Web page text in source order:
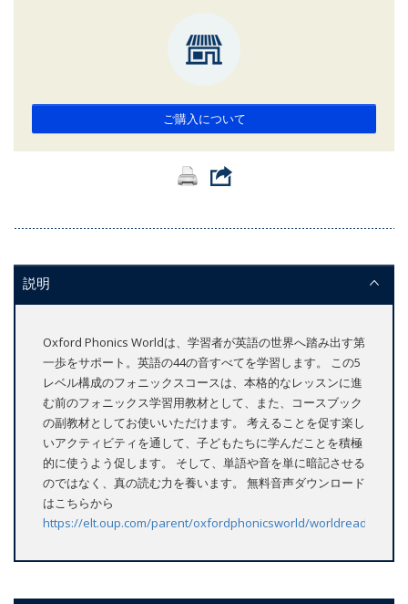
ご購入について
説明
Oxford Phonics Worldは、学習者が英語の世界へ踏み出す第
一歩をサポート。英語の44の音すべてを学習します。 この5
レベル構成のフォニックスコースは、本格的なレッスンに進
む前のフォニックス学習用教材として、また、コースブック
の副教材としてお使いいただけます。 考えることを促す楽し
いアクティビティを通して、子どもたちに学んだことを積極
的に使うよう促します。 そして、単語や音を単に暗記させる
のではなく、真の読む力を養います。 無料音声ダウンロード
はこちらから
https://elt.oup.com/parent/oxfordphonicsworld/worldreaders/